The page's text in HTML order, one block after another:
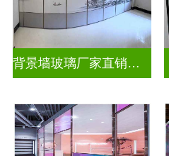
背景墙玻璃厂家直销批发